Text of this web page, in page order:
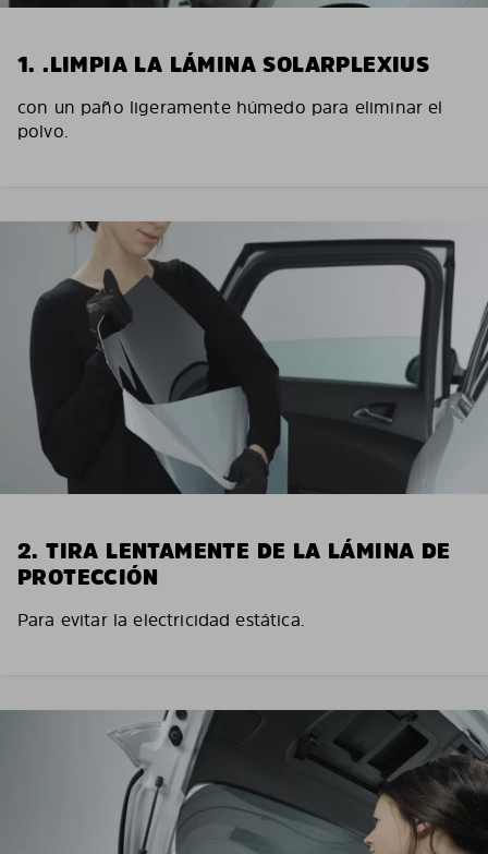
1. .LIMPIA LA LÁMINA SOLARPLEXIUS
con un paño ligeramente húmedo para eliminar el
polvo.
2. TIRA LENTAMENTE DE LA LÁMINA DE
PROTECCIÓN
Para evitar la electricidad estática.